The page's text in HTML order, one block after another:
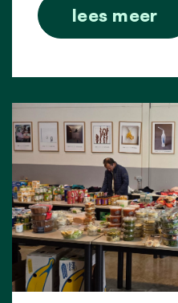
lees meer